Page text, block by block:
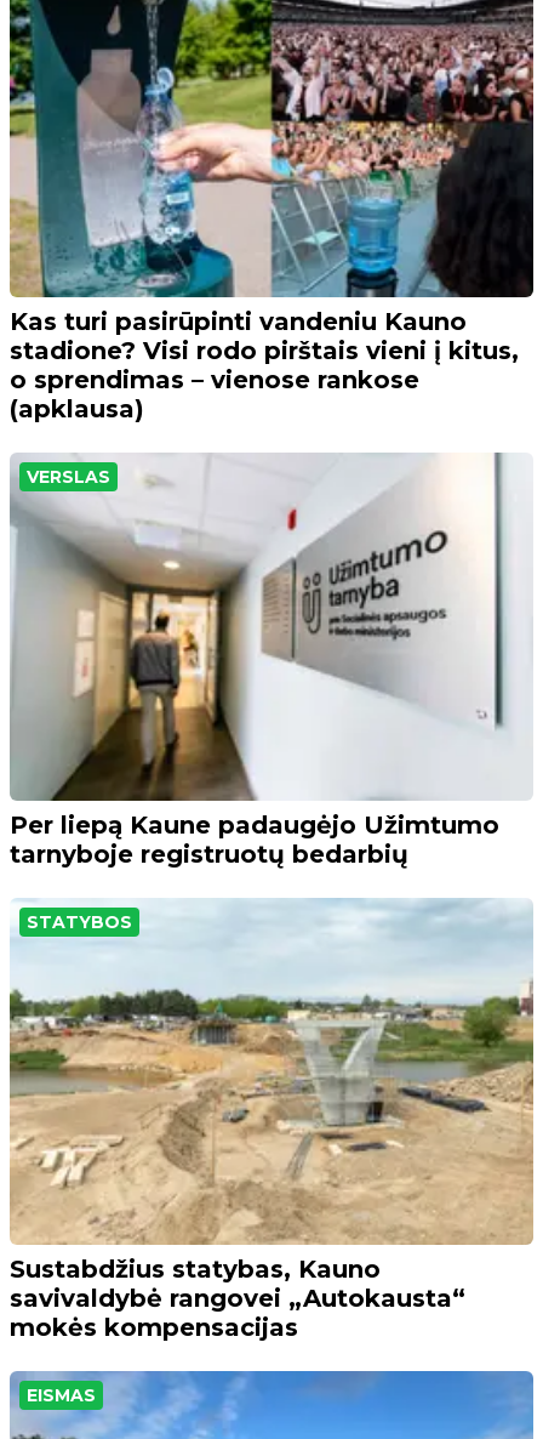
Kas turi pasirūpinti vandeniu Kauno
stadione? Visi rodo pirštais vieni į kitus,
o sprendimas – vienose rankose
(apklausa)
VERSLAS
Per liepą Kaune padaugėjo Užimtumo
tarnyboje registruotų bedarbių
STATYBOS
Sustabdžius statybas, Kauno
savivaldybė rangovei „Autokausta“
mokės kompensacijas
EISMAS